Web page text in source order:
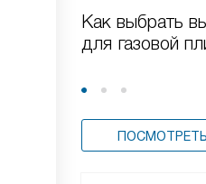
Как выбрать
для газовой